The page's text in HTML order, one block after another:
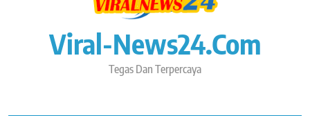
Viral-News24.com
Tegas Dan Terpercaya